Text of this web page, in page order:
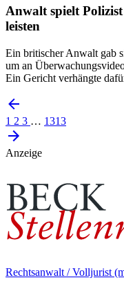
Anwalt spielt
leisten
Ein britischer Anwalt gab
um an
Ein Gericht verhängte
1 2 3 … 1313
Anzeige
Rechtsanwalt / Volljurist